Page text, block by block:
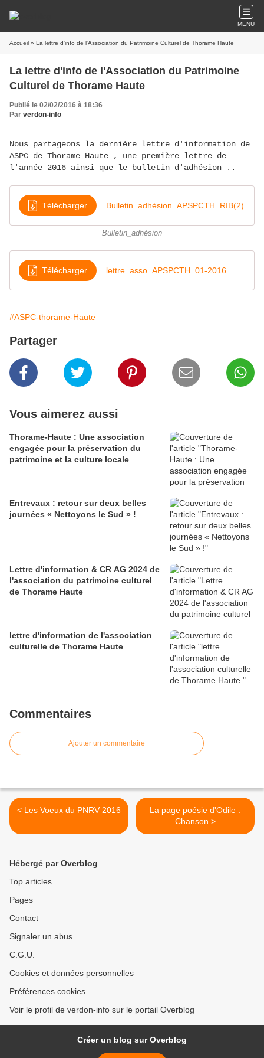
MENU
Accueil » La lettre d'info de l'Association du Patrimoine Culturel de Thorame Haute
La lettre d'info de l'Association du Patrimoine
Culturel de Thorame Haute
Publié le 02/02/2016 à 18:36
Par verdon-info
Nous partageons la dernière lettre d'information de
ASPC de Thorame Haute , une première lettre de
l'année 2016 ainsi que le bulletin d'adhésion ..
Télécharger Bulletin_adhésion_APSPCTH_RIB(2)
Bulletin_adhésion
Télécharger lettre_asso_APSPCTH_01-2016
#ASPC-thorame-Haute
Partager
Vous aimerez aussi
Thorame-Haute : Une association
engagée pour la préservation du
patrimoine et la culture locale
Entrevaux : retour sur deux belles
journées « Nettoyons le Sud » !
Lettre d'information & CR AG 2024 de
l'association du patrimoine culturel
de Thorame Haute
lettre d'information de l'association
culturelle de Thorame Haute
Commentaires
Ajouter un commentaire
< Les Voeux du PNRV 2016
La page poésie d'Odile :
Chanson >
Hébergé par Overblog
Top articles
Pages
Contact
Signaler un abus
C.G.U.
Cookies et données personnelles
Préférences cookies
Voir le profil de verdon-info sur le portail Overblog
Créer un blog sur Overblog